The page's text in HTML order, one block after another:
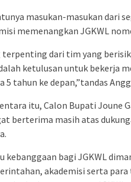
masukan-masukan dari
memenangkan JGKWL
terpenting dari tim yang
ketulusan untuk bekerja
5 tahun ke depan,”tandas
itu, Calon Bupati Joune
berterima masih atas
kebanggaan bagi JGKWL
akademisi serta